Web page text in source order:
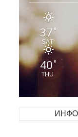
37°
SAT
40°
THU